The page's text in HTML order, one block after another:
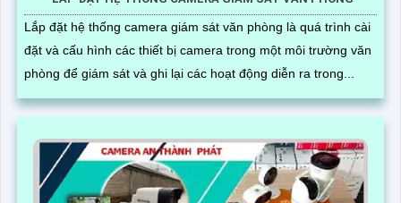
Lắp đặt hệ thống camera giám sát văn phòng là quá trình cài
đặt và cấu hình các thiết bị camera trong một môi trường văn
phòng để giám sát và ghi lại các hoạt động diễn ra trong...